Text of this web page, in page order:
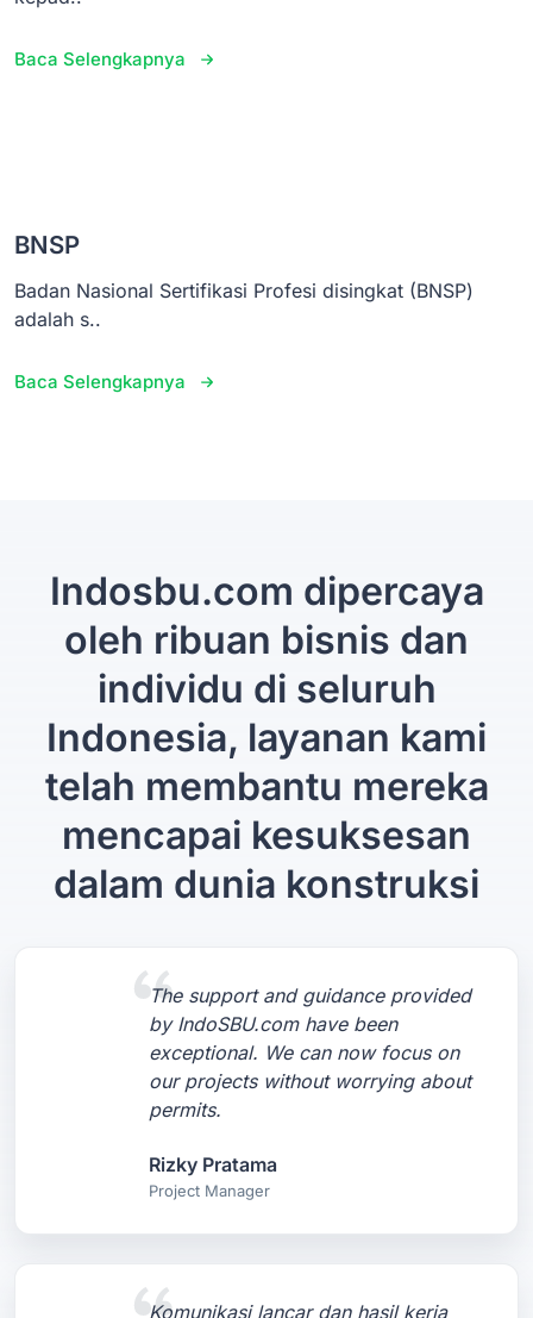
Baca Selengkapnya
BNSP
Badan Nasional Sertifikasi Profesi disingkat (BNSP)
adalah s..
Baca Selengkapnya
Indosbu.com dipercaya
oleh ribuan bisnis dan
individu di seluruh
Indonesia, layanan kami
telah membantu mereka
mencapai kesuksesan
dalam dunia konstruksi
The support and guidance provided
by IndoSBU.com have been
exceptional. We can now focus on
our projects without worrying about
permits.
Rizky Pratama
Project Manager
Komunikasi lancar dan hasil kerja